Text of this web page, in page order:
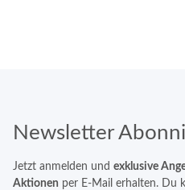
Newsletter
Jetzt anmelden und exklusive
Aktionen per E-Mail erhalten. Du